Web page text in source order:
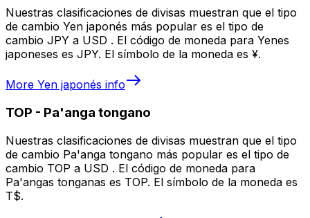
Nuestras clasificaciones de divisas muestran que el tipo
de cambio Yen japonés más popular es el tipo de
cambio JPY a USD . El código de moneda para Yenes
japoneses es JPY. El símbolo de la moneda es ¥.
More Yen japonés info
TOP - Pa'anga tongano
Nuestras clasificaciones de divisas muestran que el tipo
de cambio Pa'anga tongano más popular es el tipo de
cambio TOP a USD . El código de moneda para
Pa'angas tonganas es TOP. El símbolo de la moneda es
T$.